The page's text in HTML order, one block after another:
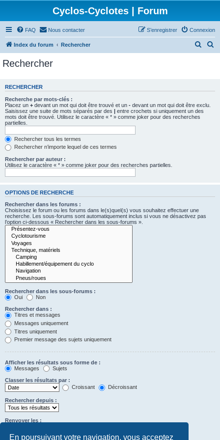
En poursuivant votre navigation, vous acceptez
Cyclos-Cyclotes | Forum
FAQ Nous contacter Connexion
S’enregistrer
Index du forum Rechercher
e
e
r
c
Rechercher
RECHERCHER
Recherche par mots-clés :
Placez un + devant un mot qui doit être trouvé et un - devant un mot qui doit être exclu.
Saisissez une suite de mots séparés par des | entre crochets si uniquement un des
mots doit être trouvé. Utilisez le caractère « * » comme joker pour des recherches
partielles.
Rechercher tous les termes
Rechercher n’importe lequel de ces termes
Rechercher par auteur :
Utilisez le caractère « * » comme joker pour des recherches partielles.
OPTIONS DE RECHERCHE
Rechercher dans les forums :
Choisissez le forum ou les forums dans le(s)quel(s) vous souhaitez effectuer une
recherche. Les sous-forums sont automatiquement inclus si vous ne désactivez pas
l’option ci-dessous « Rechercher dans les sous-forums ».
Rechercher dans les sous-forums :
Oui
Non
Rechercher dans :
Titres et messages
Messages uniquement
Titres uniquement
Premier message des sujets uniquement
Afficher les résultats sous forme de :
Messages
Sujets
Classer les résultats par :
Croissant
Décroissant
Rechercher depuis :
Renvoyer les :